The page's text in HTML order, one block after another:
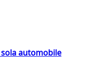
automobile